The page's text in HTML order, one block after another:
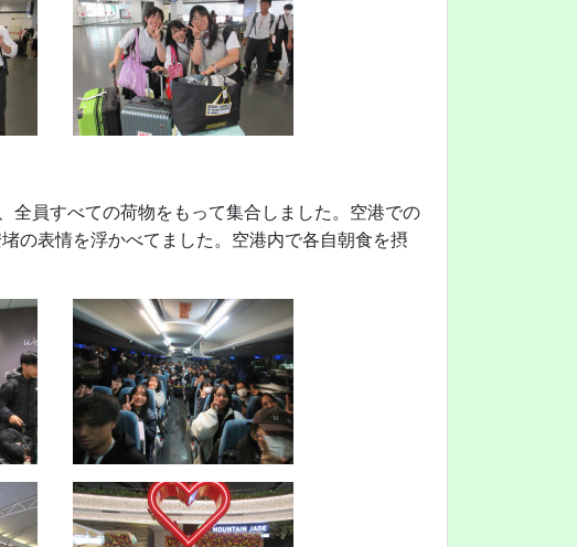
全員すべての荷物をもって集合しました。空港での
の表情を浮かべてました。空港内で各自朝食を摂